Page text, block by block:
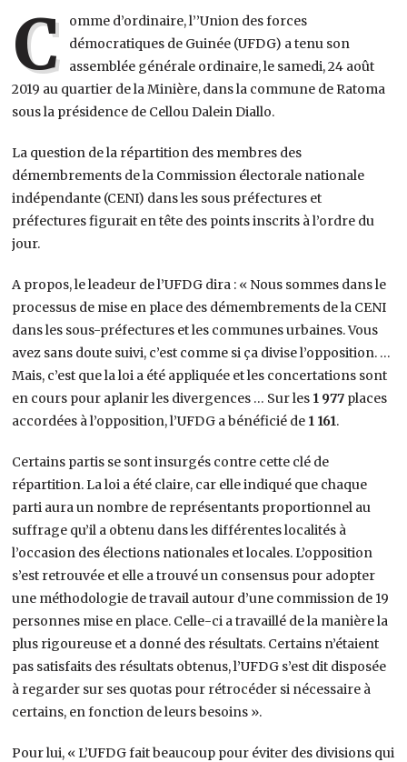
C
omme d’ordinaire, l’’Union des forces
démocratiques de Guinée (UFDG) a tenu son
assemblée générale ordinaire, le samedi, 24 août
2019 au quartier de la Minière, dans la commune de Ratoma
sous la présidence de Cellou Dalein Diallo.
La question de la répartition des membres des
démembrements de la Commission électorale nationale
indépendante (CENI) dans les sous préfectures et
préfectures figurait en tête des points inscrits à l’ordre du
jour.
A propos, le leadeur de l’UFDG dira : « Nous sommes dans le
processus de mise en place des démembrements de la CENI
dans les sous-préfectures et les communes urbaines. Vous
avez sans doute suivi, c’est comme si ça divise l’opposition. …
Mais, c’est que la loi a été appliquée et les concertations sont
en cours pour aplanir les divergences … Sur les 1 977 places
accordées à l’opposition, l’UFDG a bénéficié de 1 161.
Certains partis se sont insurgés contre cette clé de
répartition. La loi a été claire, car elle indiqué que chaque
parti aura un nombre de représentants proportionnel au
suffrage qu’il a obtenu dans les différentes localités à
l’occasion des élections nationales et locales. L’opposition
s’est retrouvée et elle a trouvé un consensus pour adopter
une méthodologie de travail autour d’une commission de 19
personnes mise en place. Celle-ci a travaillé de la manière la
plus rigoureuse et a donné des résultats. Certains n’étaient
pas satisfaits des résultats obtenus, l’UFDG s’est dit disposée
à regarder sur ses quotas pour rétrocéder si nécessaire à
certains, en fonction de leurs besoins ».
Pour lui, « L’UFDG fait beaucoup pour éviter des divisions qui